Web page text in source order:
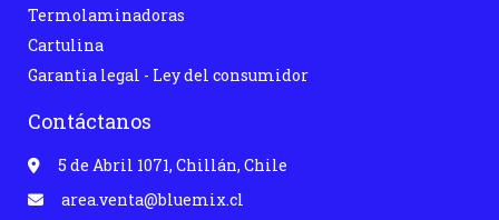
Termolaminadoras
Cartulina
Garantia legal - Ley del consumidor
Contáctanos
5 de Abril 1071, Chillán, Chile
area.venta@bluemix.cl